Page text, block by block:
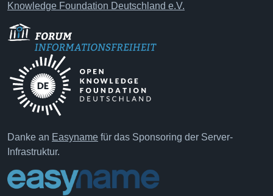
Knowledge Foundation Deutschland e.V.
Danke an Easyname für das Sponsoring der Server-
Infrastruktur.